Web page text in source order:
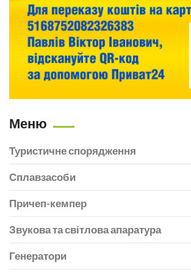
Меню
Туристичне спорядження
Сплавзасоби
Причеп-кемпер
Звукова та світлова апаратура
Генератори